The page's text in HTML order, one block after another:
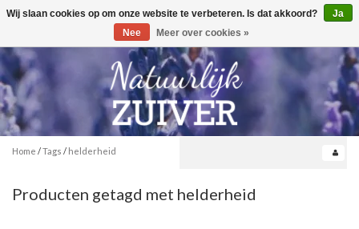
Toggle
0
Home /Tags / helderheid
Producten getagd met helderheid
Wij slaan cookies op om onze website te verbeteren. Is dat akkoord?
Ja
Nee
Meer over cookies »